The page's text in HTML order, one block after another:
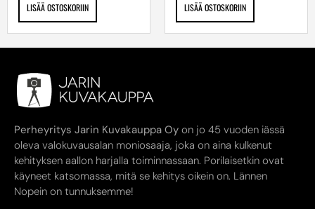
LISÄÄ OSTOSKORIIN LISÄÄ OSTOSKORIIN
Perheyritys Jarin Kuvakauppa Oy on jo 45 vuoden iässä
oleva valokuvausalan moniosaaja, joka on aina kulkenut
kehityksen aallon harjalla toiminnassaan. Porilaisetkin ovat
käyneet katsomassa, mitä se kehitys oikein on. Lännen
Nopein on tunnuksemme!